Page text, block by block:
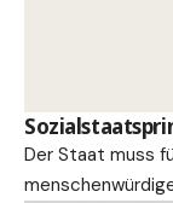
Der Staat muss